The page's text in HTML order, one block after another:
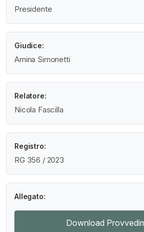
Presidente
Giudice:
Amina Simonetti
Relatore:
Nicola Fascilla
Registro:
RG 356 / 2023
Allegato:
Download